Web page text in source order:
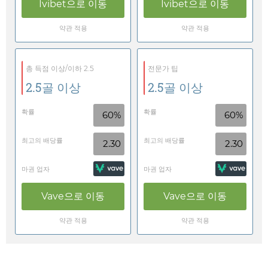
Ivibet으로 이동
약관 적용
Ivibet으로 이동
약관 적용
총 득점 이상/이하 2.5
2.5골 이상
확률 60%
최고의 배당률 2.30
마권 업자
Vave으로 이동
약관 적용
전문가 팁
2.5골 이상
확률 60%
최고의 배당률 2.30
마권 업자
Vave으로 이동
약관 적용